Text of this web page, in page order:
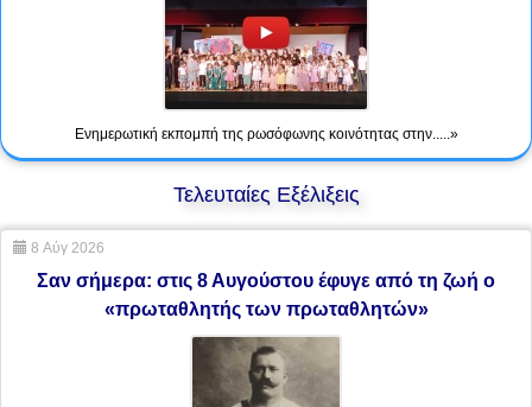
Ενημερωτική εκπομπή της ρωσόφωνης κοινότητας στην.....»
Τελευταίες Εξέλιξεις
8 Αύγ 2026
Σαν σήμερα: στις 8 Αυγούστου έφυγε από τη ζωή ο
«πρωταθλητής των πρωταθλητών»